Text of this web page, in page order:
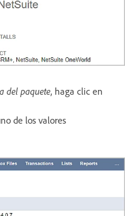
del paquete, haga clic en
de los valores